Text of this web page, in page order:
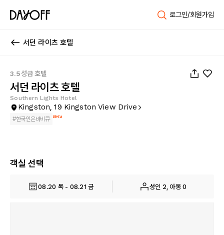
로그인/회원가입
서던 라이츠 호텔
3.5성급 호텔
서던 라이츠 호텔
Southern Lights Hotel
Kingston, 19 Kingston View Drive
#한국인은바비큐 Beta
객실 선택
08.20 목 - 08.21 금 성인 2, 아동 0